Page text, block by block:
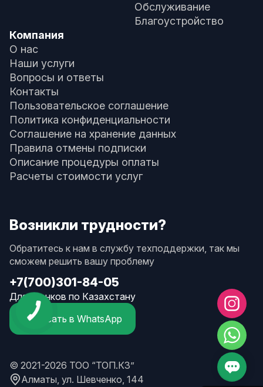
Обслуживание
Благоустройство
Компания
О нас
Наши услуги
Вопросы и ответы
Контакты
Пользовательское соглашение
Политика конфиденциальности
Соглашение на хранение данных
Правила отмены подписки
Описание процедуры оплаты
Расчеты стоимости услуг
Возникли трудности?
Обратитесь к нам в службу техподдержки, так мы
сможем решить вашу проблему
+7(700)301-84-05
Для звонков по Казахстану
Написать в WhatsApp
© 2021-2026 ТОО “ТОП.КЗ”
Алматы, ул. Шевченко, 144